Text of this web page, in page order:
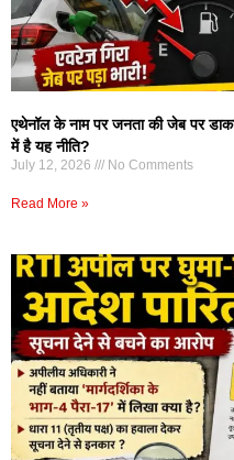
एथेनॉल के नाम पर जनता की जेब पर
में है यह नीति?
July 12, 2026 No Comments
Read More »